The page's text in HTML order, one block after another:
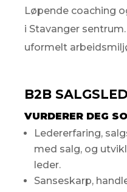
Løpende coaching
i Stavanger
uformelt
B2B
VURDERER DEG
Ledererfaring,
med salg, og
leder.
Sanseskarp,